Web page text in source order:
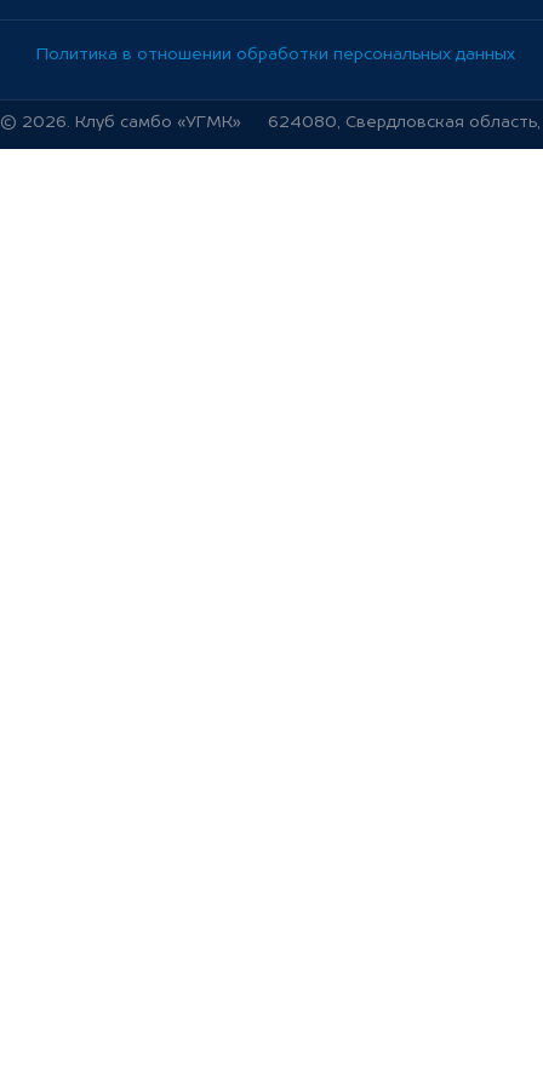
Политика в отношении обработки персональных данных
© 2026. Клуб самбо «УГМК» 624080, Свердловская